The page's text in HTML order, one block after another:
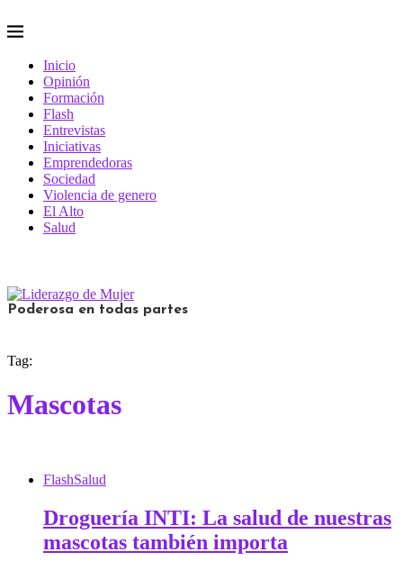
Inicio
Opinión
Formación
Flash
Entrevistas
Iniciativas
Emprendedoras
Sociedad
Violencia de genero
El Alto
Salud
Poderosa en todas partes
Tag:
Mascotas
FlashSalud
Droguería INTI: La salud de nuestras
mascotas también importa